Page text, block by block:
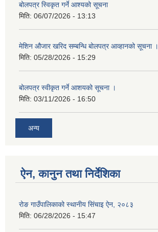
बोलपत्र स्विकृत गर्ने आश्यको सूचना
मिति: 06/07/2026 - 13:13
मेशिन औजार खरिद सम्बन्धि बोलपत्र आव्हानको सूचना ।
मिति: 05/28/2026 - 15:29
बोलपत्र स्वीकृत गर्ने आशयको सूचना ।
मिति: 03/11/2026 - 16:50
अन्य
ऐन, कानुन तथा निर्देशिका
रोङ गाउँपालिकाको स्थानीय सिंचाइ ऐन, २०८३
मिति: 06/28/2026 - 15:47